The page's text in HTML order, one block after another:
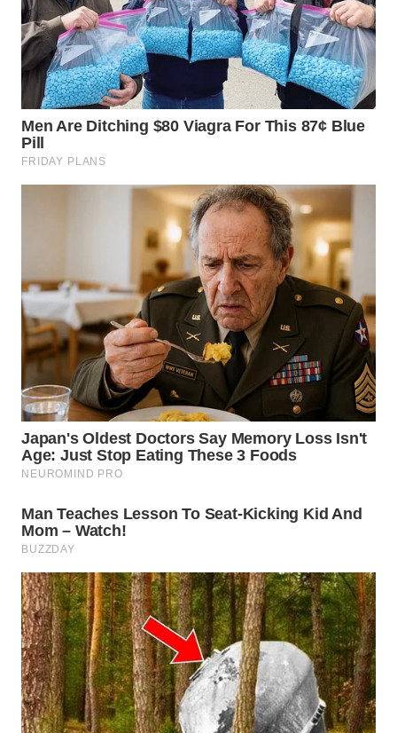
WN
KARO
WN
SIMALUNGUN
WN
WN DELI
SERDANG
TEBING
TINGGI
WN
PAKPAK
WN
KARAWANG
WN
BEKASI
WN
BOGOR
WN